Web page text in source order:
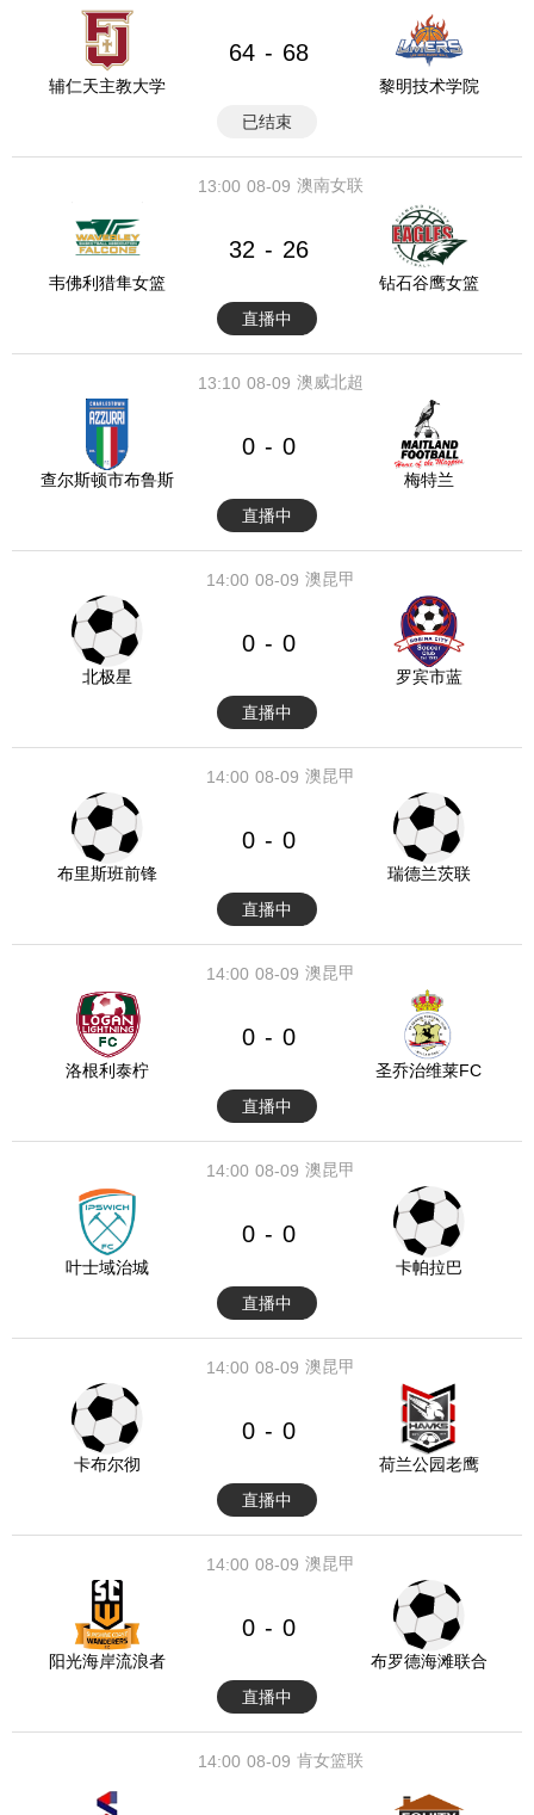
辅仁天主教大学
64 - 68
黎明技术学院
已结束
08-09
13:00 澳南女联
韦佛利猎隼女篮
32 - 26
钻石谷鹰女篮
直播中
08-09
13:10 澳威北超
查尔斯顿市布鲁斯
0 - 0
梅特兰
直播中
08-09
14:00 澳昆甲
北极星
0 - 0
罗宾市蓝
直播中
08-09
14:00 澳昆甲
布里斯班前锋
0 - 0
瑞德兰茨联
直播中
08-09
14:00 澳昆甲
洛根利泰柠
0 - 0
圣乔治维莱FC
直播中
08-09
14:00 澳昆甲
叶士域治城
0 - 0
卡帕拉巴
直播中
08-09
14:00 澳昆甲
卡布尔彻
0 - 0
荷兰公园老鹰
直播中
08-09
14:00 澳昆甲
阳光海岸流浪者
0 - 0
布罗德海滩联合
直播中
08-09
14:00 肯女篮联